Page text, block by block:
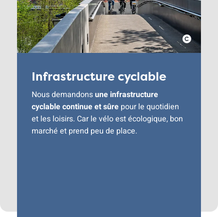
Infrastructure cyclable
Nous demandonsune infrastructure
cyclable continue et sûre pour le quotidien
et les loisirs. Car le vélo est écologique, bon
marché et prend peu de place.